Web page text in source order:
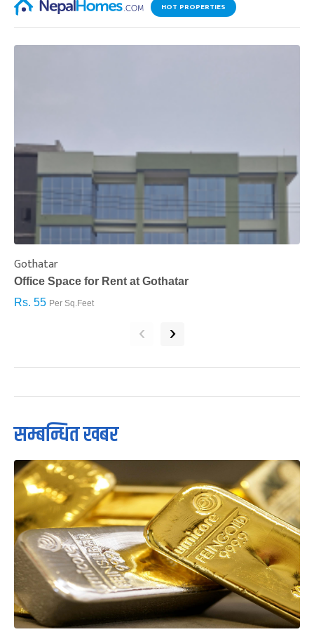
HOT PROPERTIES
Gothatar
Office Space for Rent at Gothatar
Rs. 55 Per Sq.Feet
‹ ›
सम्बन्धित खबर